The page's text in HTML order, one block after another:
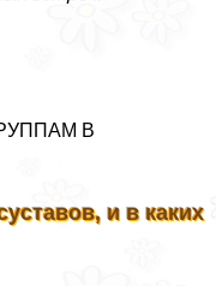
В
и в каких